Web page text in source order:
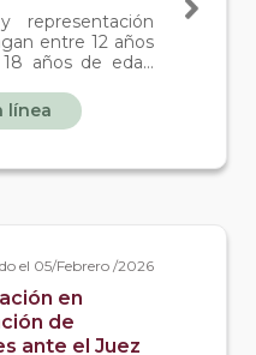
representación
entre 12 años
años de edad
delitos en el
y no
los designe para
línea
el 05/Febrero /2026
en
de
ante el Juez